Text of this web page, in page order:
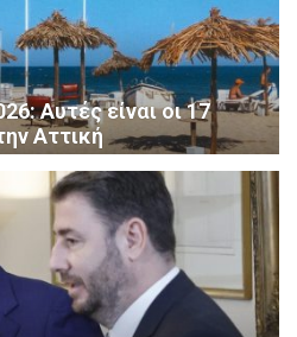
Αυτές είναι οι 17
Αττική